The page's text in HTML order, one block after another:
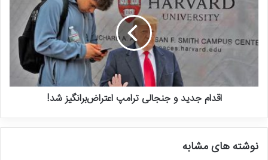
اقدام جدید و جنجالی ترامپ اعتراض‌برانگیز شد!
نوشته های مشابه